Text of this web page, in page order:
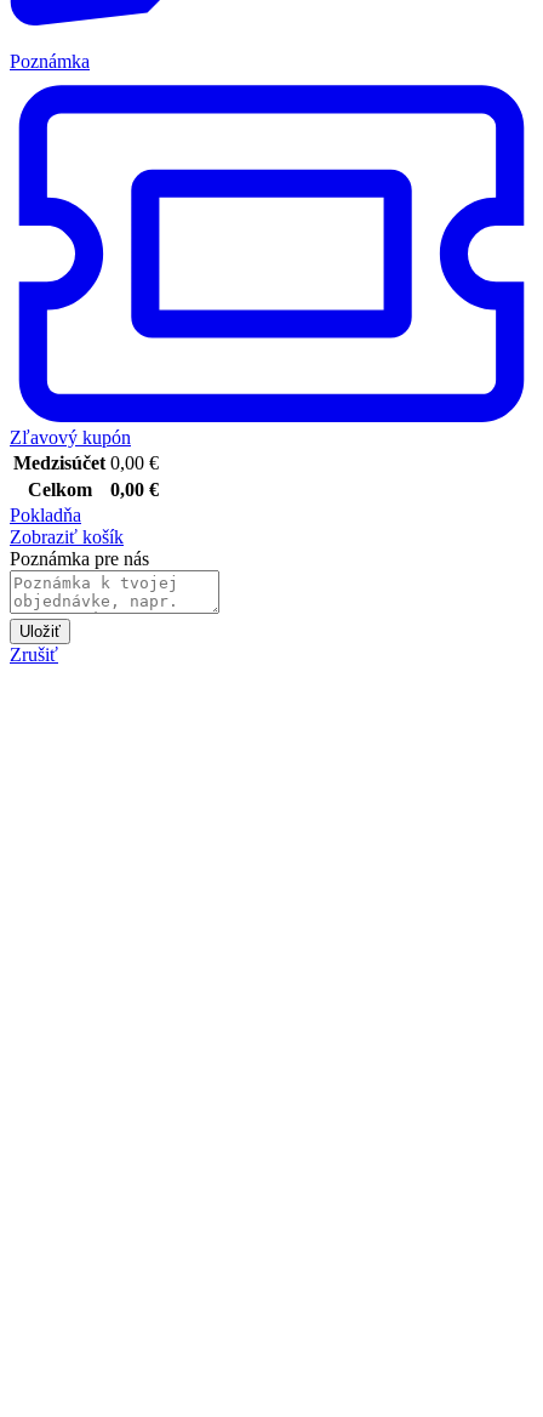
Poznámka
Zľavový kupón
Medzisúčet 0,00 €
Celkom
0,00 €
Pokladňa
Zobraziť košík
Poznámka pre nás
Uložiť
Zrušiť